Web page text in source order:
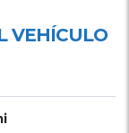
VEHÍCULO